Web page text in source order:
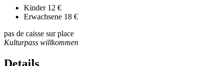
Kinder 12 €
Erwachsene 18 €
pas de caisse sur place
Kulturpass willkommen